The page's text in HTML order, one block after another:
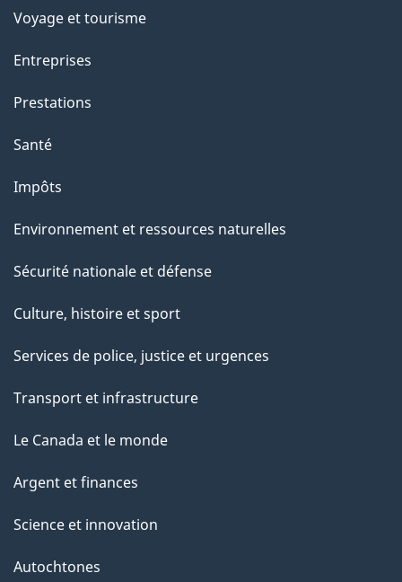
Voyage et tourisme
Entreprises
Prestations
Santé
Impôts
Environnement et ressources naturelles
Sécurité nationale et défense
Culture, histoire et sport
Services de police, justice et urgences
Transport et infrastructure
Le Canada et le monde
Argent et finances
Science et innovation
Autochtones